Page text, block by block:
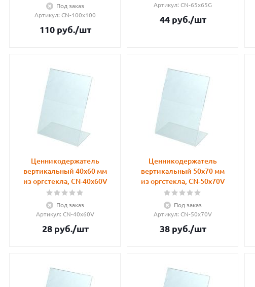
Под заказ
Артикул: CN-100x100
110руб./шт
Артикул: CN-65x65G
44руб./шт
Ценникодержатель
вертикальный 40х60 мм
из оргстекла, CN-40x60V
Под заказ
Артикул: CN-40x60V
28руб./шт
Ценникодержатель
вертикальный 50х70 мм
из оргстекла, CN-50x70V
Под заказ
Артикул: CN-50x70V
38руб./шт